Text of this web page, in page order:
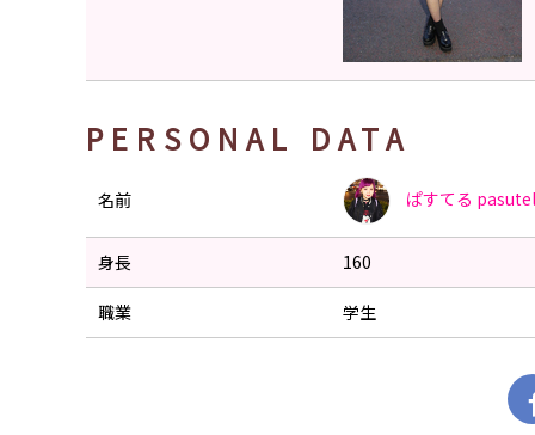
PERSONAL DATA
名前 ぱすてる pasutel
身長 160
職業 学生